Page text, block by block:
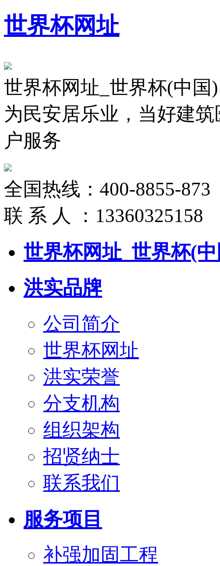
世界杯网址
世界杯网址_世界杯(中国)
为民安居乐业，当好建
户服务
全国热线： 400-8855-873
联 系 人 ： 13360325158
世界杯网址_世界杯(
洪实品牌
公司简介
世界杯网址
洪实荣誉
分支机构
组织架构
招贤纳士
联系我们
服务项目
补强加固工程